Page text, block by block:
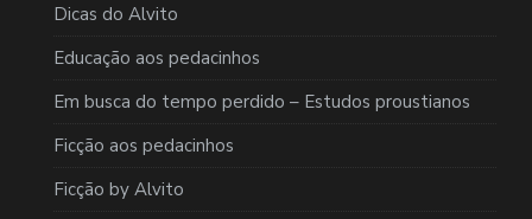
Dicas do Alvito
Educação aos pedacinhos
Em busca do tempo perdido – Estudos proustianos
Ficção aos pedacinhos
Ficção by Alvito